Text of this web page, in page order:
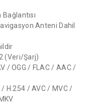
Anteni Dahil
(Veri/Şarj)
/ OGG / FLAC / AAC /
/ H.254 / AVC / MVC /